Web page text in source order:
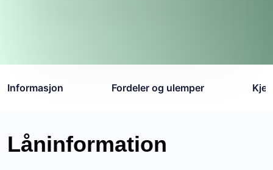
Informasjon Fordeler og ulemper
Låninformation